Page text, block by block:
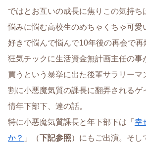
ではとお互いの成長に焦りこの気持ち
悩みに悩む高校生のめちゃくちゃ可愛
好きで悩んで悩んで10年後の再会で再
狂気チックに生活資金無計画主任の事
買うという暴挙に出た後輩サラリーマ
割に小悪魔気質の課長に翻弄されるゲ
情年下部下、達の話。
特に小悪魔気質課長と年下部下は「 幸
か？ 」（下記参照）にもご出演。そし